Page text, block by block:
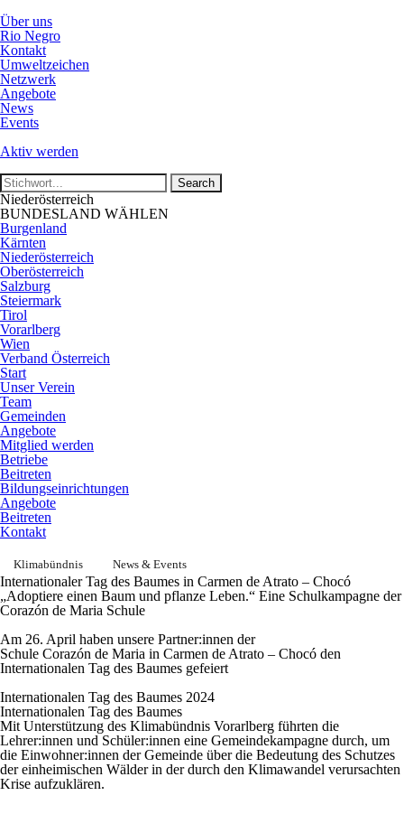
Über uns
Rio Negro
Kontakt
Umweltzeichen
Netzwerk
Angebote
News
Events
Aktiv werden
Niederösterreich
BUNDESLAND WÄHLEN
Burgenland
Kärnten
Niederösterreich
Oberösterreich
Salzburg
Steiermark
Tirol
Vorarlberg
Wien
Verband Österreich
Start
Unser Verein
Team
Gemeinden
Angebote
Mitglied werden
Betriebe
Beitreten
Bildungseinrichtungen
Angebote
Beitreten
Kontakt
Klimabündnis News & Events
Internationaler Tag des Baumes in Carmen de Atrato – Chocó
„Adoptiere einen Baum und pflanze Leben.“ Eine Schulkampagne der
Corazón de Maria Schule
Am 26. April haben unsere Partner:innen der
Schule Corazón de Maria in Carmen de Atrato – Chocó den
Internationalen Tag des Baumes gefeiert
Internationalen Tag des Baumes 2024
Internationalen Tag des Baumes
Mit Unterstützung des Klimabündnis Vorarlberg führten die
Lehrer:innen und Schüler:innen eine Gemeindekampagne durch, um
die Einwohner:innen der Gemeinde über die Bedeutung des Schutzes
der einheimischen Wälder in der durch den Klimawandel verursachten
Krise aufzuklären.